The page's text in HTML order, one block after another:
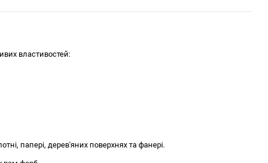
властивостей:
папері, дерев'яних поверхнях та фанері.